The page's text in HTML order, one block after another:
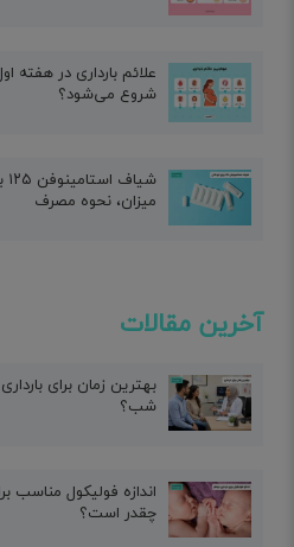
علائم بارداری در هفته
شروع می‌شود؟
میزان، نحوه مصرف
آخرین مقالات
بهترین زمان برای
شب؟
اندازه فولیکول مناسب
چقدر است؟